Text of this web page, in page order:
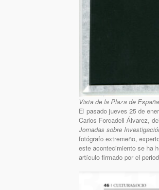
Vista de la Plaza de
El pasado jueves 25 de
Carlos Forcadell Álvarez,
Jornadas sobre
fotógrafo extremeño,
este acontecimiento se ha
artículo firmado por el